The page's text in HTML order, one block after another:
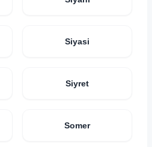
Siyasi
Siyret
Somer